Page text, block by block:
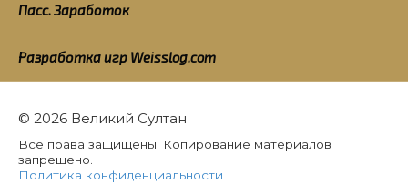
Пасс. Заработок
Разработка игр Weisslog.com
© 2026 Великий Султан
Все права защищены. Копирование материалов
запрещено.
Политика конфиденциальности